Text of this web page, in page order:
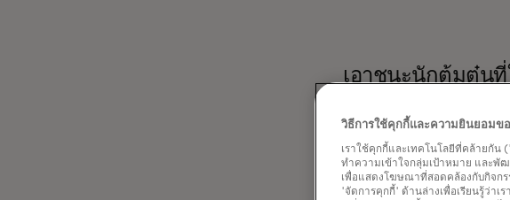
เอาชนะนักต้มตุ๋นที่
ปัจจุบันอาชญากรไซเบอ
และข้อความฟิชชิ่งส่วนบุค
เติบโตขึ้นเป็น10 ล้านล้าน
กัน เพราะบริษัทต่างๆ กำลั
Decision Intelligence Pro
วิธีการใช้คุกกี้และความยินยอมข
เราใช้คุกกี้และเทคโนโลยีที่คล้ายกัน
ทำความเข้าใจกลุ่มเป้าหมาย และพั
เพื่อแสดงโฆษณาที่สอดคล้องกับกิจกร
'จัดการคุกกี้' ด้านล่างเพื่อเรียนรู้ว่าเ